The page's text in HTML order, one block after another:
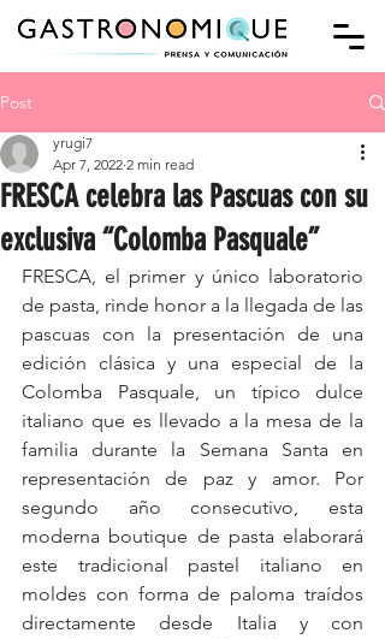
Post
FRESCA celebra las Pascuas con su
exclusiva “Colomba Pasquale”
yrugi7
Apr 7, 2022 2 min read
FRESCA, el primer y único laboratorio
de pasta, rinde honor a la llegada de las
pascuas con la presentación de una
edición clásica y una especial de la
Colomba Pasquale, un típico dulce
italiano que es llevado a la mesa de la
familia durante la Semana Santa en
representación de paz y amor. Por
segundo año consecutivo, esta
moderna boutique de pasta elaborará
este tradicional pastel italiano en
moldes con forma de paloma traídos
directamente desde Italia y con